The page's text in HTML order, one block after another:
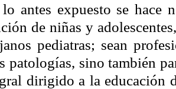
antes expuesto se hace
de niñas y
pediatras; sean
patologías, sino también
dirigido a la educación